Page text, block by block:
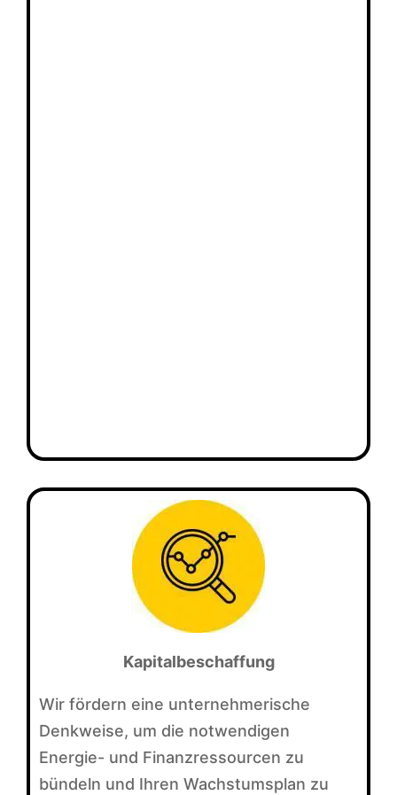
Kapitalbeschaffung
Wir fördern eine unternehmerische
Denkweise, um die notwendigen
Energie- und Finanzressourcen zu
bündeln und Ihren Wachstumsplan zu